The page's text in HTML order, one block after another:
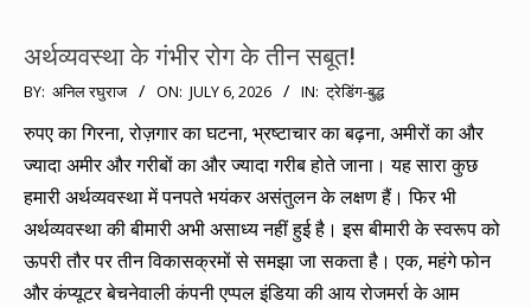
अर्थव्यवस्था के गंभीर रोग के तीन सबूत!
2026-
BY: अनिल रघुराज ON: JULY 6, 2026 IN: ट्रेडिंग-बुद्ध
रुपए का गिरना, रोज़गार का घटना, भ्रष्टाचार का बढ़ना, अमीरों का और
ज्यादा अमीर और गरीबों का और ज्यादा गरीब होते जाना। यह सारा कुछ
हमारी अर्थव्यवस्था में पनपते भयंकर असंतुलन के लक्षण हैं। फिर भी
अर्थव्यवस्था की बीमारी अभी असाध्य नहीं हुई है। इस बीमारी के स्वरूप को
ऊपरी तौर पर तीन विकासक्रमों से समझा जा सकता है। एक, महंगे फोन
और कंप्यूटर बेचनेवाली कंपनी एप्पल इंडिया की आय रोजमर्रा के आम